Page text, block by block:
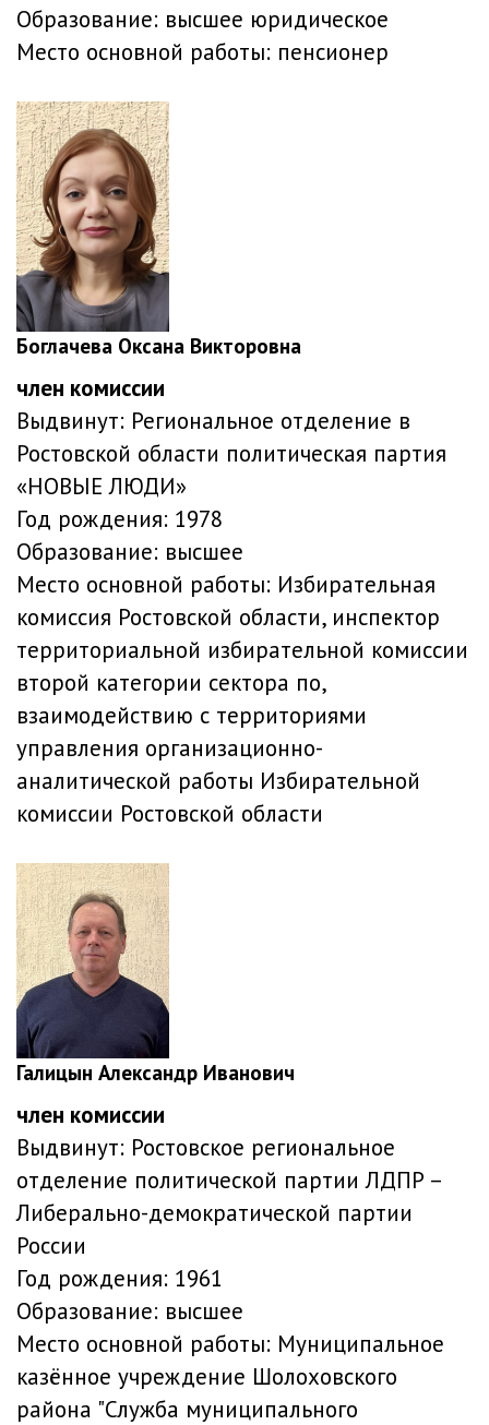
Образование: высшее юридическое
Место основной работы: пенсионер
Боглачева Оксана Викторовна
член комиссии
Выдвинут: Региональное отделение в
Ростовской области политическая партия
«НОВЫЕ ЛЮДИ»
Год рождения: 1978
Образование: высшее
Место основной работы: Избирательная
комиссия Ростовской области, инспектор
территориальной избирательной комиссии
второй категории сектора по,
взаимодействию с территориями
управления организационно-
аналитической работы Избирательной
комиссии Ростовской области
Галицын Александр Иванович
член комиссии
Выдвинут: Ростовское региональное
отделение политической партии ЛДПР –
Либерально-демократической партии
России
Год рождения: 1961
Образование: высшее
Место основной работы: Муниципальное
казённое учреждение Шолоховского
района "Служба муниципального